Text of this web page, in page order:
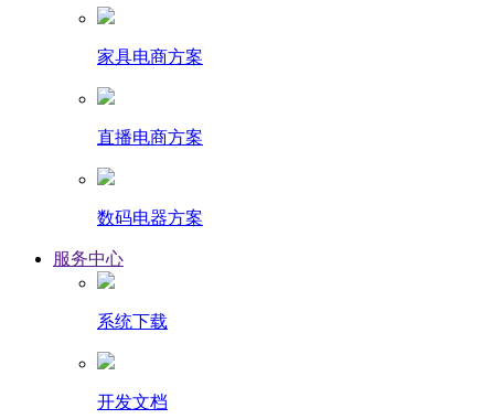
家具电商方案
直播电商方案
数码电器方案
服务中心
系统下载
开发文档